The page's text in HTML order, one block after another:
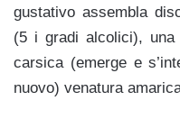
gustativo assembla
(5 i gradi alcolici), una
carsica (emerge e
nuovo) venatura